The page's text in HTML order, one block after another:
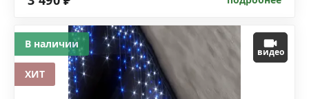
видео
В наличии
ХИТ